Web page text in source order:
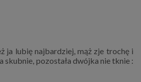
ja lubię najbardziej, mąż zje trochę i
skubnie, pozostała dwójka nie tknie :